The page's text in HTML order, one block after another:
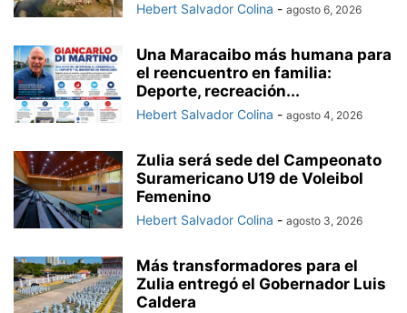
Hebert Salvador Colina - agosto 6, 2026
Una Maracaibo más humana para
el reencuentro en familia:
Deporte, recreación...
Hebert Salvador Colina - agosto 4, 2026
Zulia será sede del Campeonato
Suramericano U19 de Voleibol
Femenino
Hebert Salvador Colina - agosto 3, 2026
Más transformadores para el
Zulia entregó el Gobernador Luis
Caldera